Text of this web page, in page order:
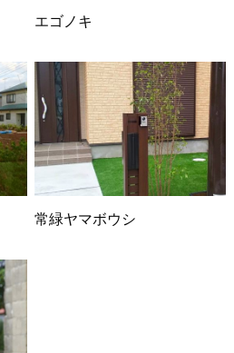
エゴノキ
常緑ヤマボウシ